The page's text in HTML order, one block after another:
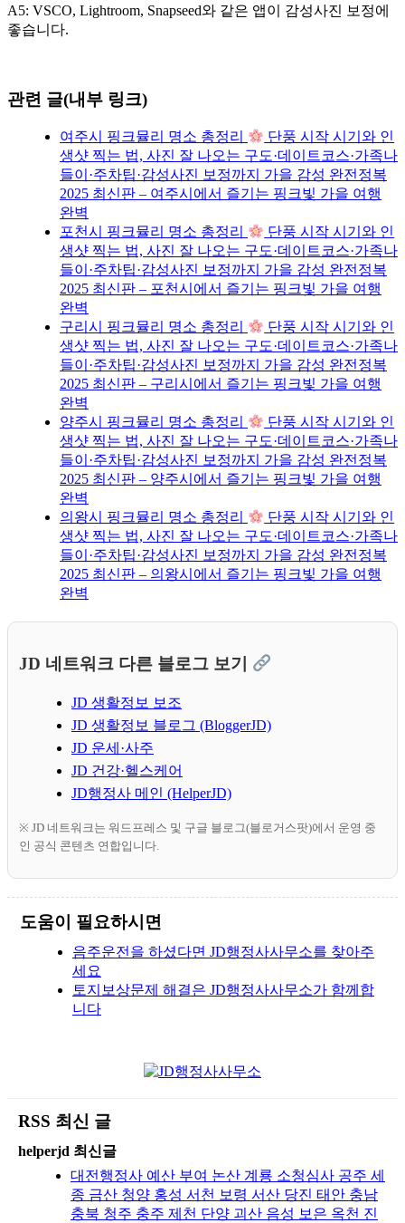
A5: VSCO, Lightroom, Snapseed와 같은 앱이 감성사진 보정에
좋습니다.
관련 글(내부 링크)
여주시 핑크뮬리 명소 총정리
단풍 시작 시기와 인
생샷 찍는 법, 사진 잘 나오는 구도·데이트코스·가족나
들이·주차팁·감성사진 보정까지 가을 감성 완전정복
2025 최신판 – 여주시에서 즐기는 핑크빛 가을 여행
완벽
포천시 핑크뮬리 명소 총정리
단풍 시작 시기와 인
생샷 찍는 법, 사진 잘 나오는 구도·데이트코스·가족나
들이·주차팁·감성사진 보정까지 가을 감성 완전정복
2025 최신판 – 포천시에서 즐기는 핑크빛 가을 여행
완벽
구리시 핑크뮬리 명소 총정리
단풍 시작 시기와 인
생샷 찍는 법, 사진 잘 나오는 구도·데이트코스·가족나
들이·주차팁·감성사진 보정까지 가을 감성 완전정복
2025 최신판 – 구리시에서 즐기는 핑크빛 가을 여행
완벽
양주시 핑크뮬리 명소 총정리
단풍 시작 시기와 인
생샷 찍는 법, 사진 잘 나오는 구도·데이트코스·가족나
들이·주차팁·감성사진 보정까지 가을 감성 완전정복
2025 최신판 – 양주시에서 즐기는 핑크빛 가을 여행
완벽
의왕시 핑크뮬리 명소 총정리
단풍 시작 시기와 인
생샷 찍는 법, 사진 잘 나오는 구도·데이트코스·가족나
들이·주차팁·감성사진 보정까지 가을 감성 완전정복
2025 최신판 – 의왕시에서 즐기는 핑크빛 가을 여행
완벽
JD 네트워크 다른 블로그 보기
JD 생활정보 보조
JD 생활정보 블로그 (BloggerJD)
JD 운세·사주
JD 건강·헬스케어
JD행정사 메인 (HelperJD)
※ JD 네트워크는 워드프레스 및 구글 블로그(블로거스팟)에서 운영 중
인 공식 콘텐츠 연합입니다.
도움이 필요하시면
음주운전을 하셨다면 JD행정사사무소를 찾아주
세요
토지보상문제 해결은 JD행정사사무소가 함께합
니다
RSS 최신 글
helperjd 최신글
대전행정사 예산 부여 논산 계룡 소청심사 공주 세
종 금산 청양 홍성 서천 보령 서산 당진 태안 충남
충북 청주 충주 제천 단양 괴산 음성 보은 옥천 진